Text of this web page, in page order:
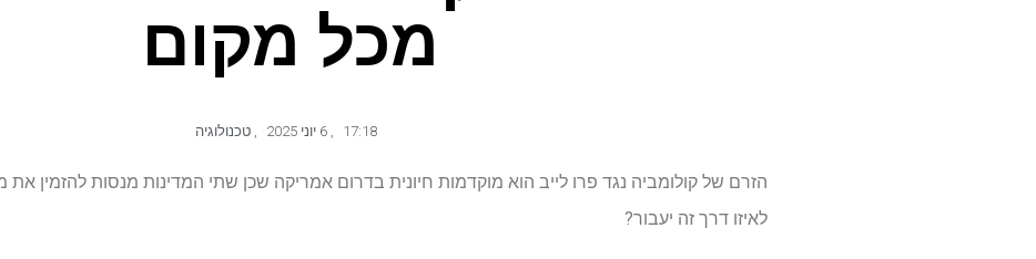
מכל מקום
17:18
,
, טכנולוגיה
לאיזו דרך זה יעבור?